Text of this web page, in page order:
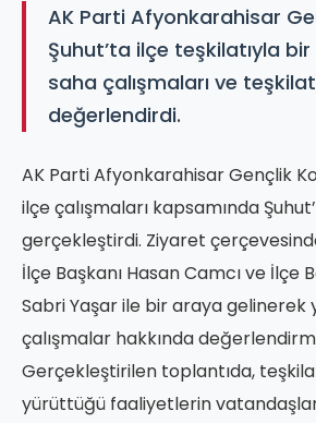
AK Parti Afyonkarahisar
Şuhut’ta ilçe teşkilatıyla
saha çalışmaları ve
değerlendirdi.
AK Parti Afyonkarahisar Gençlik
ilçe çalışmaları kapsamında
gerçekleştirdi. Ziyaret
İlçe Başkanı Hasan Camcı ve İlçe
Sabri Yaşar ile bir araya gelinerek
çalışmalar hakkında
Gerçekleştirilen toplantıda,
yürüttüğü faaliyetlerin